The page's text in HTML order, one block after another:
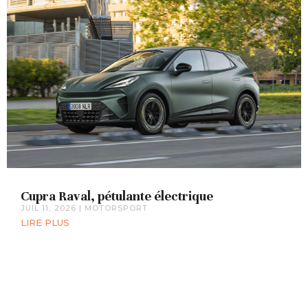
Cupra Raval, pétulante électrique
JUIL 11, 2026 | MOTORSPORT
LIRE PLUS